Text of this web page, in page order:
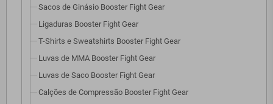
Sacos de Ginásio Booster Fight Gear
Ligaduras Booster Fight Gear
T-Shirts e Sweatshirts Booster Fight Gear
Luvas de MMA Booster Fight Gear
Luvas de Saco Booster Fight Gear
Calções de Compressão Booster Fight Gear